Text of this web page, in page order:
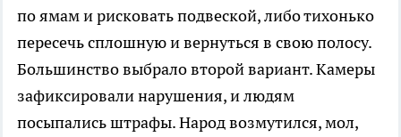
по ямам и рисковать подвеской, либо тихонько
пересечь сплошную и вернуться в свою полосу.
Большинство выбрало второй вариант. Камеры
зафиксировали нарушения, и людям
посыпались штрафы. Народ возмутился, мол,